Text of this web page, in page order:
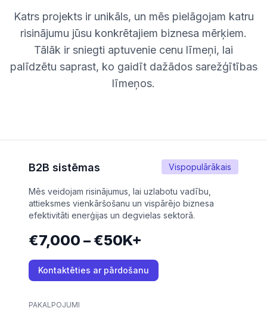
Katrs projekts ir unikāls, un mēs pielāgojam katru
risinājumu jūsu konkrētajiem biznesa mērķiem.
Tālāk ir sniegti aptuvenie cenu līmeņi, lai
palīdzētu saprast, ko gaidīt dažādos sarežģītības
līmeņos.
Vispopulārākais
B2B sistēmas
Mēs veidojam risinājumus, lai uzlabotu vadību,
attieksmes vienkāršošanu un vispārējo biznesa
efektivitāti enerģijas un degvielas sektorā.
€7,000 – €50K+
Kontaktēties ar pārdošanu
PAKALPOJUMI